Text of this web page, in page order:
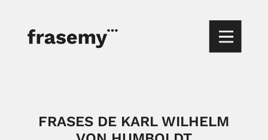
FRASES DE KARL WILHELM